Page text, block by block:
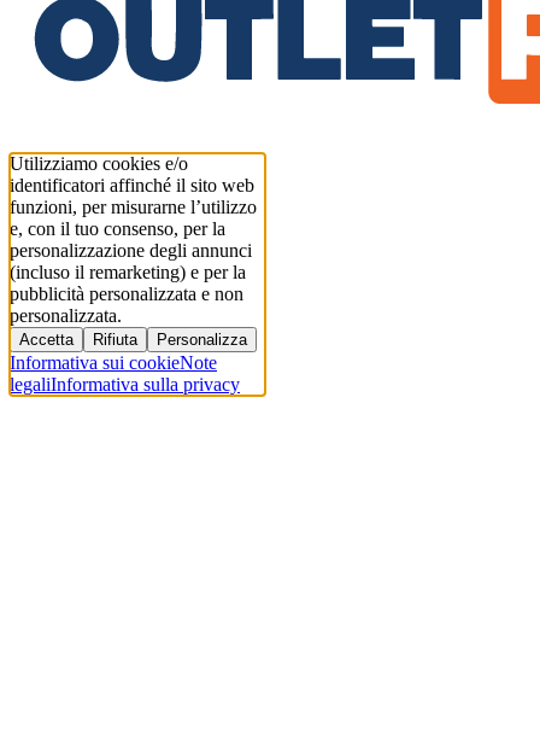
Utilizziamo cookies e/o
identificatori affinché il sito web
funzioni, per misurarne l’utilizzo
e, con il tuo consenso, per la
personalizzazione degli annunci
(incluso il remarketing) e per la
pubblicità personalizzata e non
personalizzata.
Accetta Rifiuta Personalizza
Informativa sui cookieNote
legaliInformativa sulla privacy